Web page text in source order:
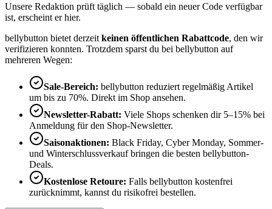
Unsere Redaktion prüft täglich — sobald ein neuer Code verfügbar
ist, erscheint er hier.
bellybutton bietet derzeit keinen öffentlichen Rabattcode, den wir
verifizieren konnten. Trotzdem sparst du bei bellybutton auf
mehreren Wegen:
Sale-Bereich: bellybutton reduziert regelmäßig Artikel
um bis zu 70%. Direkt im Shop ansehen.
Newsletter-Rabatt: Viele Shops schenken dir 5–15% bei
Anmeldung für den Shop-Newsletter.
Saisonaktionen: Black Friday, Cyber Monday, Sommer-
und Winterschlussverkauf bringen die besten bellybutton-
Deals.
Kostenlose Retoure: Falls bellybutton kostenfrei
zurücknimmt, kannst du risikofrei bestellen.